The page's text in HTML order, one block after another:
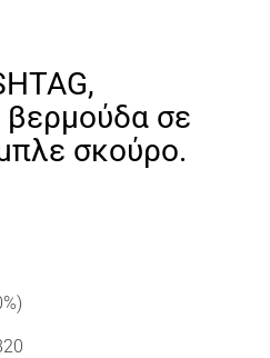
βερμούδα σε
σκούρο.